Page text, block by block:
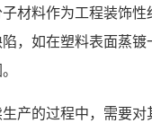
材料作为工程装饰
，如在塑料表面蒸
产的过程中，需要